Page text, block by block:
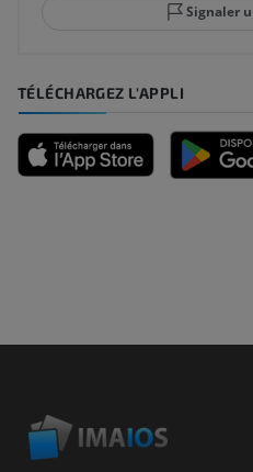
Signaler
TÉLÉCHARGEZ L'APPLI